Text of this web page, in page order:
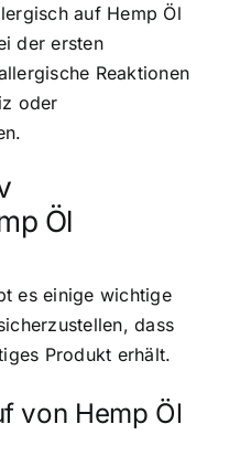
auf Hemp Öl
der ersten
Reaktionen
oder
Öl
es einige wichtige
dass
Produkt erhält.
von Hemp Öl